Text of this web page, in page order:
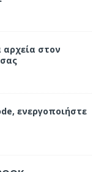
αρχεία στον
ενεργοποιήστε